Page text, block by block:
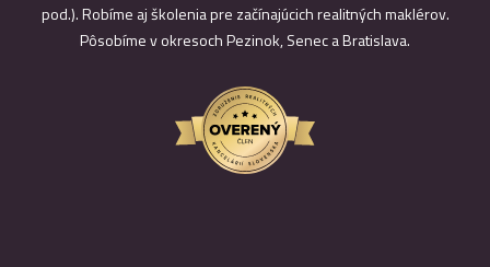
pod.). Robíme aj školenia pre začínajúcich realitných maklérov.
Pôsobíme v okresoch Pezinok, Senec a Bratislava.